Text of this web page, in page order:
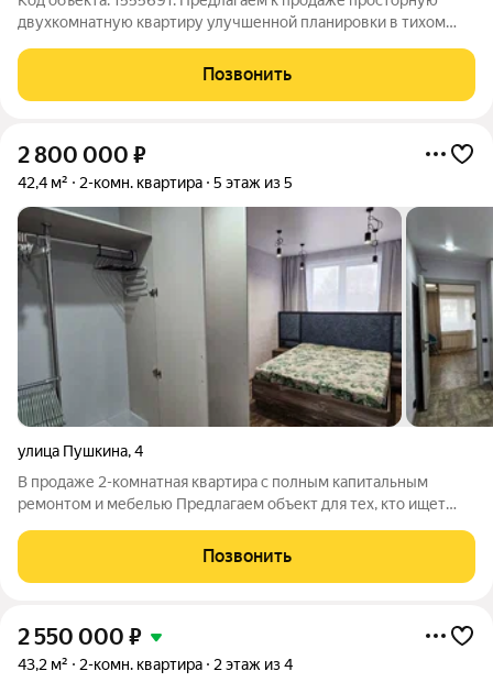
двухкомнатную квартиру улучшенной планировки в тихом
вариант, для тех, кто ищет уютное жилье с возможностью
въехать без дополнительных вложений.
Позвонить
2 800 000 ₽
42,4 м² 2-комн. квартира 5 этаж из 5
улица Пушкина,4
В продаже 2-комнатная квартира с полным капитальным
ремонтом и мебелью Предлагаем объект для тех, кто ищет
вложений. Квартира расположена по адресу: г. Ленинск-
Кузнецкий, ул. Пушкина д.4 Основные
Позвонить
2 550 000 ₽
43,2 м² 2-комн. квартира 2 этаж из 4